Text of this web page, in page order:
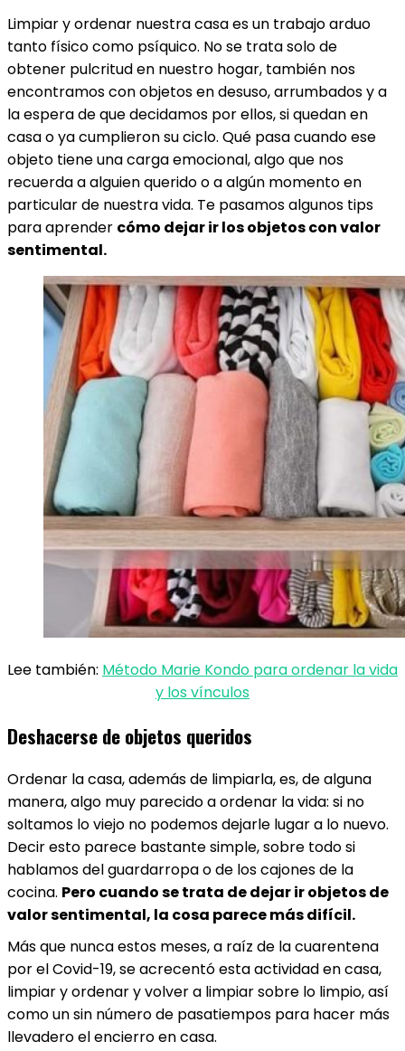
Limpiar y ordenar nuestra casa es un trabajo arduo
tanto físico como psíquico. No se trata solo de
obtener pulcritud en nuestro hogar, también nos
encontramos con objetos en desuso, arrumbados y a
la espera de que decidamos por ellos, si quedan en
casa o ya cumplieron su ciclo. Qué pasa cuando ese
objeto tiene una carga emocional, algo que nos
recuerda a alguien querido o a algún momento en
particular de nuestra vida. Te pasamos algunos tips
para aprender cómo dejar ir los objetos con valor
sentimental.
Lee también: Método Marie Kondo para ordenar la vida
y los vínculos
Deshacerse de objetos queridos
Ordenar la casa, además de limpiarla, es, de alguna
manera, algo muy parecido a ordenar la vida: si no
soltamos lo viejo no podemos dejarle lugar a lo nuevo.
Decir esto parece bastante simple, sobre todo si
hablamos del guardarropa o de los cajones de la
cocina. Pero cuando se trata de dejar ir objetos de
valor sentimental, la cosa parece más difícil.
Más que nunca estos meses, a raíz de la cuarentena
por el Covid-19, se acrecentó esta actividad en casa,
limpiar y ordenar y volver a limpiar sobre lo limpio, así
como un sin número de pasatiempos para hacer más
llevadero el encierro en casa.